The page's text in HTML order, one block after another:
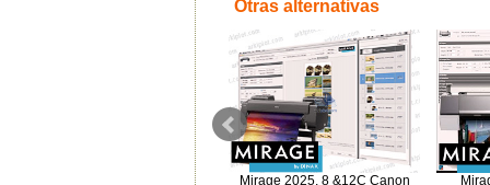
Otras alternativas
Mirage 2025, 8 &12C Canon